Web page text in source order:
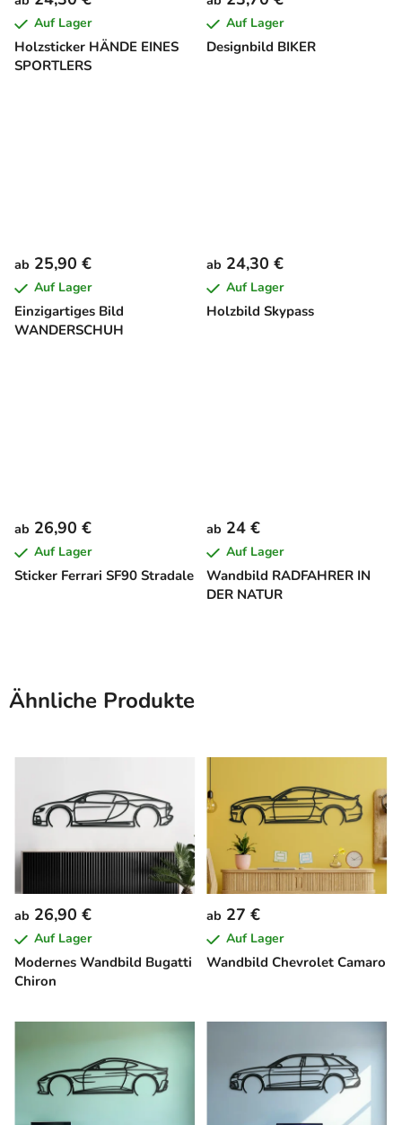
Holzsticker HÄNDE EINES
SPORTLERS
Auf Lager
Designbild BIKER
Auf Lager
Einzigartiges Bild
WANDERSCHUH
ab 25,90 €
Auf Lager
Holzbild Skypass
ab 24,30 €
Auf Lager
Sticker Ferrari SF90 Stradale
ab 26,90 €
Auf Lager
Wandbild RADFAHRER IN
DER NATUR
ab 24 €
Auf Lager
Ähnliche Produkte
Modernes Wandbild Bugatti
Chiron
ab 26,90 €
Auf Lager
Wandbild Chevrolet Camaro
ab 27 €
Auf Lager